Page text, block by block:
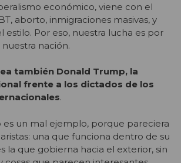
económico, viene con el
aborto, inmigraciones masivas, y
estilo. Por eso, nuestra lucha es por
nación.
también Donald Trump, la
frente a los dictados de los
.
es un mal ejemplo, porque pareciera
una que funciona dentro de su
la que gobierna hacia el exterior, sin